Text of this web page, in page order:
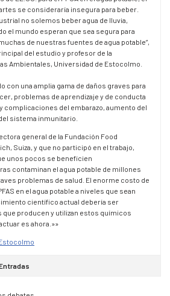
se consideraría insegura para beber.
no solemos beber agua de lluvia,
el mundo esperan que sea segura para
de nuestras fuentes de agua potable”,
del estudio y profesor de la
Ambientales, Universidad de Estocolmo.
con una amplia gama de daños graves para
problemas de aprendizaje y de conducta
complicaciones del embarazo, aumento del
sistema inmunitario.
general de la Fundación Food
Suiza, y que no participó en el trabajo,
unos pocos se beneficien
contaminan el agua potable de millones
problemas de salud. El enorme costo de
en el agua potable a niveles que sean
científico actual debería ser
que producen y utilizan estos químicos
es ahora.»»